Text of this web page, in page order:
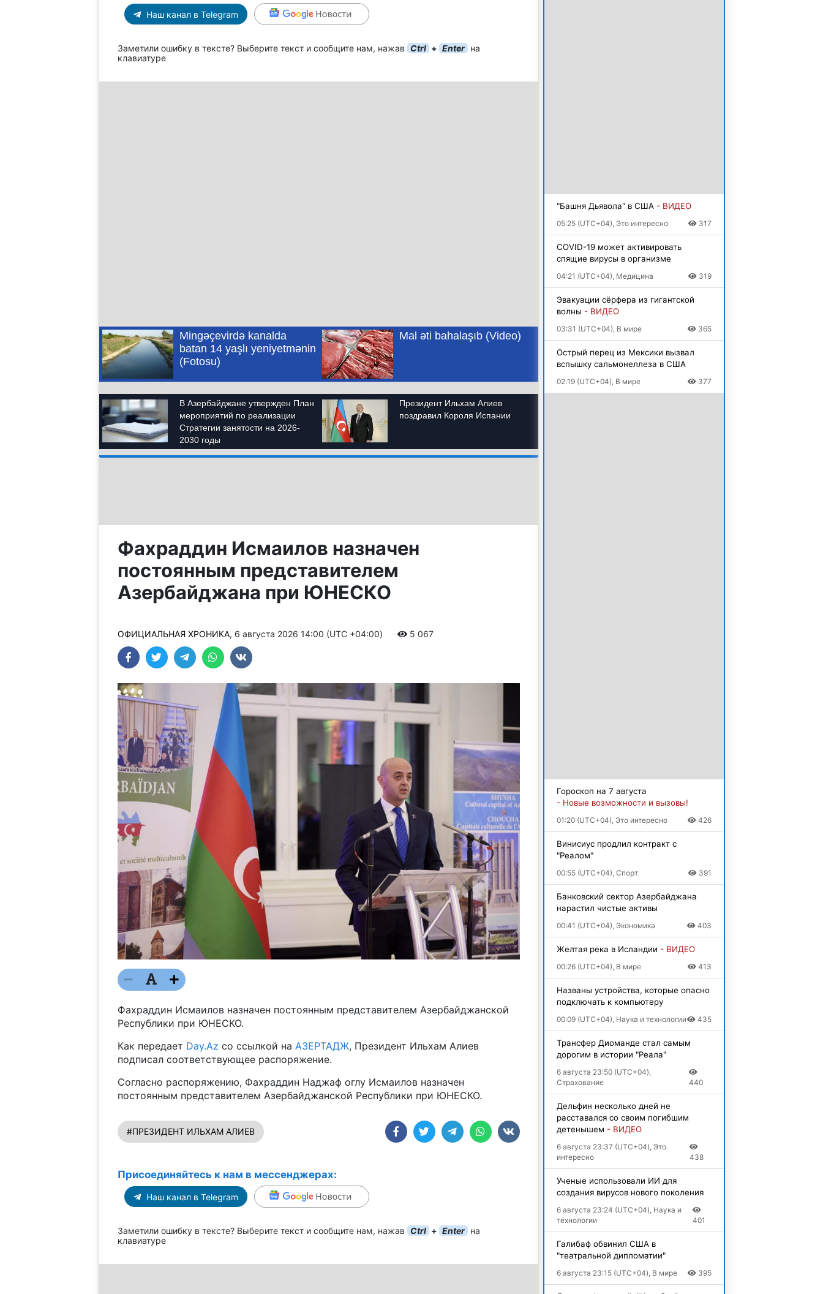
Наш канал в Telegram
Заметили ошибку в тексте? Выберите текст и сообщите нам, нажав Ctrl + Enter на
клавиатуре
Фахраддин Исмаилов назначен
постоянным представителем
Азербайджана при ЮНЕСКО
ОФИЦИАЛЬНАЯ ХРОНИКА, 6 августа 2026 14:00 (UTC +04:00) 5 067
Фахраддин Исмаилов назначен постоянным представителем Азербайджанской
Республики при ЮНЕСКО.
Как передает Day.Az со ссылкой на АЗЕРТАДЖ, Президент Ильхам Алиев
подписал соответствующее распоряжение.
Согласно распоряжению, Фахраддин Наджаф оглу Исмаилов назначен
постоянным представителем Азербайджанской Республики при ЮНЕСКО.
#ПРЕЗИДЕНТ ИЛЬХАМ АЛИЕВ
Присоединяйтесь к нам в мессенджерах:
Наш канал в Telegram
Заметили ошибку в тексте? Выберите текст и сообщите нам, нажав Ctrl + Enter на
клавиатуре
"Башня Дьявола" в США - ВИДЕО
05:25 (UTC+04), Это интересно 317
COVID-19 может активировать
спящие вирусы в организме
04:21 (UTC+04), Медицина 319
Эвакуации сёрфера из гигантской
волны - ВИДЕО
03:31 (UTC+04), В мире 365
Острый перец из Мексики вызвал
вспышку сальмонеллеза в США
02:19 (UTC+04), В мире 377
Гороскоп на 7 августа
- Новые возможности и вызовы!
01:20 (UTC+04), Это интересно 426
Винисиус продлил контракт с
"Реалом"
00:55 (UTC+04), Спорт 391
Банковский сектор Азербайджана
нарастил чистые активы
00:41 (UTC+04), Экономика 403
Желтая река в Исландии - ВИДЕО
00:26 (UTC+04), В мире 413
Названы устройства, которые опасно
подключать к компьютеру
00:09 (UTC+04), Наука и технологии 435
Трансфер Диоманде стал самым
дорогим в истории "Реала"
6 августа 23:50 (UTC+04),
Страхование
440
Дельфин несколько дней не
расставался со своим погибшим
детенышем - ВИДЕО
6 августа 23:37 (UTC+04), Это
интересно
438
Ученые использовали ИИ для
создания вирусов нового поколения
6 августа 23:24 (UTC+04), Наука и
технологии
401
Галибаф обвинил США в
"театральной дипломатии"
6 августа 23:15 (UTC+04), В мире 395